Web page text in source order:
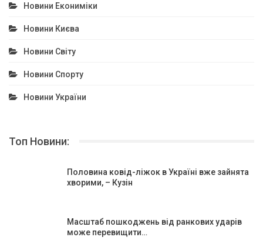
Новини Екониміки
Новини Києва
Новини Світу
Новини Спорту
Новини України
Топ Новини:
Половина ковід-ліжок в Україні вже зайнята
хворими, – Кузін
Масштаб пошкоджень від ранкових ударів
може перевищити…